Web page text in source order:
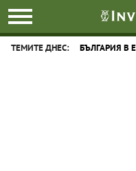
ТЕМИТЕ ДНЕС: БЪЛГАРИЯ В